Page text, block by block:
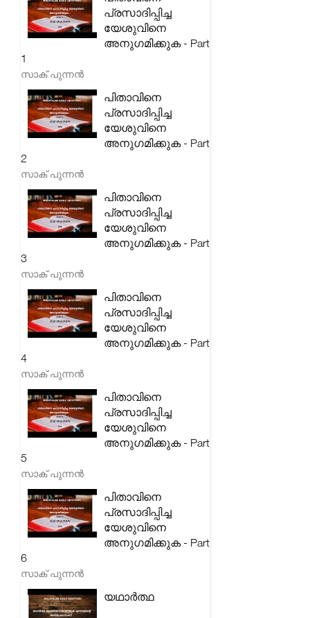
പ്രസാദിപ്പിച്ച
യേശുവിനെ
അനുഗമിക്കുക - Part
1
സാക് പുന്നൻ
പിതാവിനെ
പ്രസാദിപ്പിച്ച
യേശുവിനെ
അനുഗമിക്കുക - Part
2
സാക് പുന്നൻ
പിതാവിനെ
പ്രസാദിപ്പിച്ച
യേശുവിനെ
അനുഗമിക്കുക - Part
3
സാക് പുന്നൻ
പിതാവിനെ
പ്രസാദിപ്പിച്ച
യേശുവിനെ
അനുഗമിക്കുക - Part
4
സാക് പുന്നൻ
പിതാവിനെ
പ്രസാദിപ്പിച്ച
യേശുവിനെ
അനുഗമിക്കുക - Part
5
സാക് പുന്നൻ
പിതാവിനെ
പ്രസാദിപ്പിച്ച
യേശുവിനെ
അനുഗമിക്കുക - Part
6
സാക് പുന്നൻ
യഥാർത്ഥ